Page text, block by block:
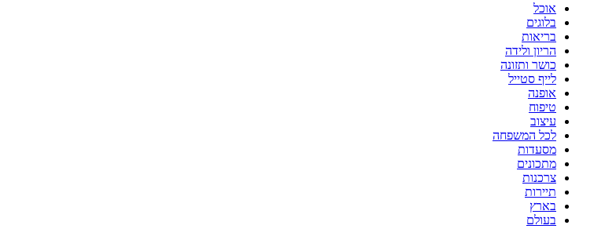
אוכל
בלוגים
בריאות
הריון ולידה
כושר ותזונה
לייף סטייל
אופנה
טיפוח
עיצוב
לכל המשפחה
מסעדות
מתכונים
צרכנות
תיירות
בארץ
בעולם